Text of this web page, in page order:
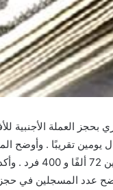
بحجز العملة الأجنبية
ليلً، وبلغ
عدد المسجلين في